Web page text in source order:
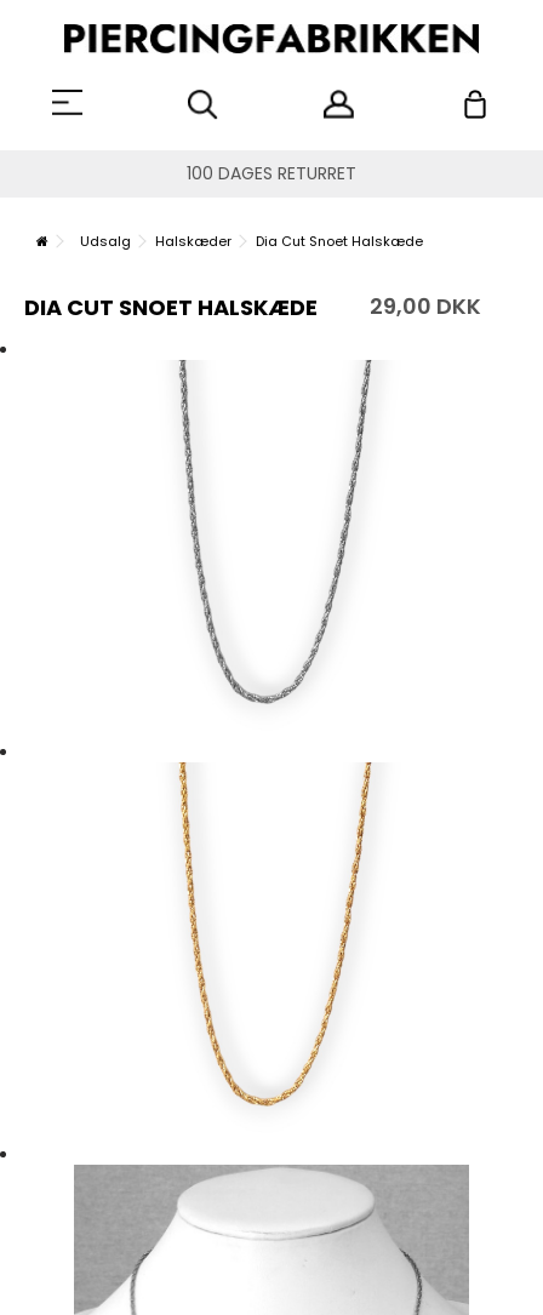
100 DAGES RETURRET
Udsalg Halskæder Dia Cut Snoet Halskæde
DIA CUT SNOET HALSKÆDE 29,00 DKK